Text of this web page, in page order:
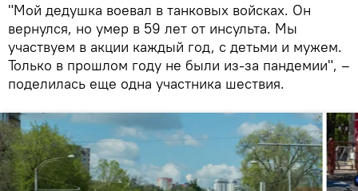
"Мой дедушка воевал в танковых войсках. Он
вернулся, но умер в 59 лет от инсульта. Мы
участвуем в акции каждый год, с детьми и мужем.
Только в прошлом году не были из-за пандемии", –
поделилась еще одна участника шествия.